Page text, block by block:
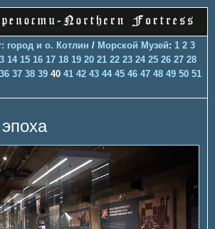
город и о. Котлин / Морской Музей: 1 2 3
14 15 16 17 18 19 20 21 22 23 24 25 26 27 28
36 37 38 39 40 41 42 43 44 45 46 47 48 49 50 51